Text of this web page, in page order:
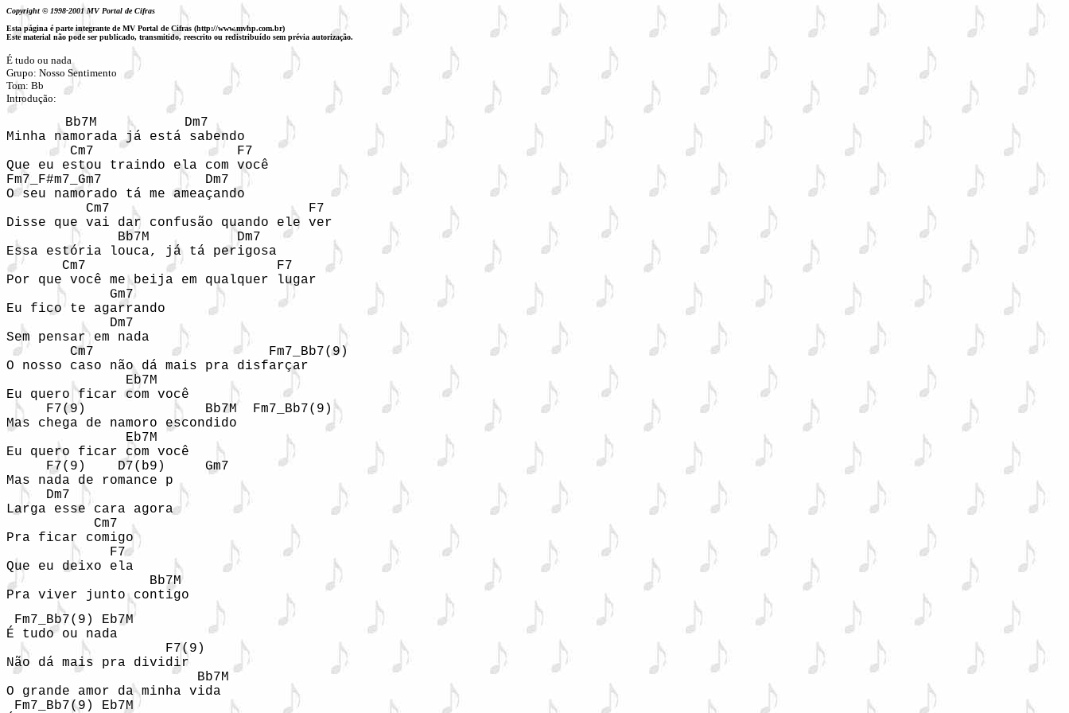
Copyright © 1998-2001 MV Portal de Cifras
Esta página é parte integrante de MV Portal de Cifras (http://www.mvhp.com.br)
Este material não pode ser publicado, transmitido, reescrito ou redistribuído sem prévia autorização.
É tudo ou nada
Grupo: Nosso Sentimento
Tom: Bb
Introdução:
     Bb7M           Dm7
Minha namorada já está sabendo
        Cm7                  F7
Que eu estou traindo ela com você
Fm7_F#m7_Gm7             Dm7
O seu namorado tá me ameaçando
          Cm7                         F7
Disse que vai dar confusão quando ele ver
              Bb7M           Dm7
Essa estória louca, já tá perigosa
       Cm7                        F7
Por que você me beija em qualquer lugar
             Gm7
Eu fico te agarrando
             Dm7
Sem pensar em nada
        Cm7                      Fm7_Bb7(9)
O nosso caso não dá mais pra disfarçar
               Eb7M
Eu quero ficar com você
     F7(9)               Bb7M  Fm7_Bb7(9)
Mas chega de namoro escondido
               Eb7M
Eu quero ficar com você
     F7(9)    D7(b9)     Gm7
Mas nada de romance p
     Dm7
Larga esse cara agora
           Cm7
Pra ficar comigo
             F7
Que eu deixo ela
                  Bb7M
Pra viver junto contigo
Fm7_Bb7(9) Eb7M
É tudo ou nada
                    F7(9)
Não dá mais pra dividir
                        Bb7M
O grande amor da minha vida
Fm7_Bb7(9) Eb7M